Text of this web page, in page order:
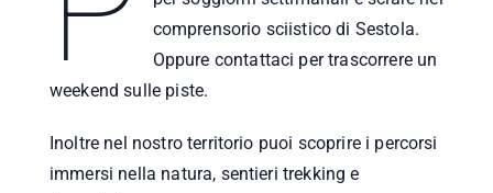
comprensorio sciistico di Sestola.
Oppure contattaci per trascorrere un
weekend sulle piste.
Inoltre nel nostro territorio puoi scoprire i percorsi
immersi nella natura, sentieri trekking e